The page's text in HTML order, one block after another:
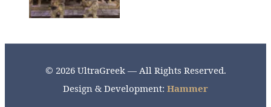
© 2026 UltraGreek — All Rights Reserved.
Design & Development: Hammer